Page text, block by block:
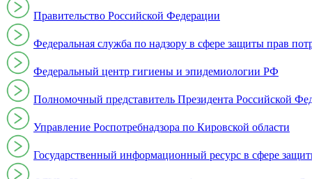
Правительство Российской Федерации
Федеральная служба по надзору в сфере защиты прав
Федеральный центр гигиены и эпидемиологии РФ
Полномочный представитель Президента Российской
Управление Роспотребнадзора по Кировской области
Государственный информационный ресурс в сфере